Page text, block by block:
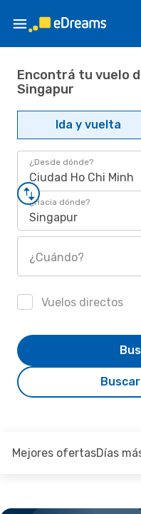
Encontrá tu vuelo
Singapur
Ida y vuelta
¿Desde dónde?
Ciudad Ho Chi Minh
¿Hacia dónde?
Singapur
¿Cuándo?
Vuelos directos
Mejores ofertasDías